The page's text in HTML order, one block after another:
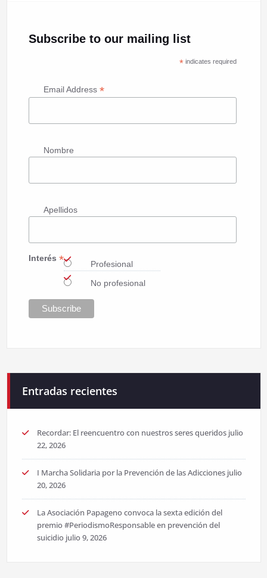
Subscribe to our mailing list
*indicates required
Email Address *
Nombre
Apellidos
Interés *
Profesional
No profesional
Entradas recientes
Recordar: El reencuentro con nuestros seres queridos julio
22, 2026
I Marcha Solidaria por la Prevención de las Adicciones julio
20, 2026
La Asociación Papageno convoca la sexta edición del
premio #PeriodismoResponsable en prevención del
suicidio julio 9, 2026